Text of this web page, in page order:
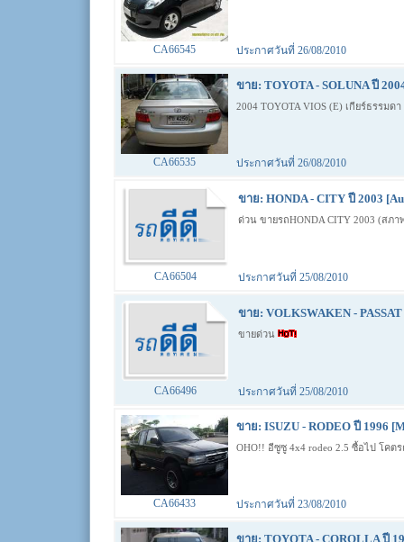
CA66545 ประกาศวันที่ 26/08/2010
ขาย: TOYOTA - SOLUNA ปี
2004 TOYOTA VIOS (E) เกียร์ธรรม
CA66535 ประกาศวันที่ 26/08/2010
ขาย: HONDA - CITY ปี 2003
ด่วน ขายรถHONDA CITY 2003 (สภ
CA66504 ประกาศวันที่ 25/08/2010
ขาย: VOLKSWAKEN -
ขายด่วน
CA66496 ประกาศวันที่ 25/08/2010
ขาย: ISUZU - RODEO ปี 1996
OHO!! อีซูซู 4x4 rodeo 2.5 ซื้อไป โคต
CA66433 ประกาศวันที่ 23/08/2010
ขาย: TOYOTA - COROLLA ปี